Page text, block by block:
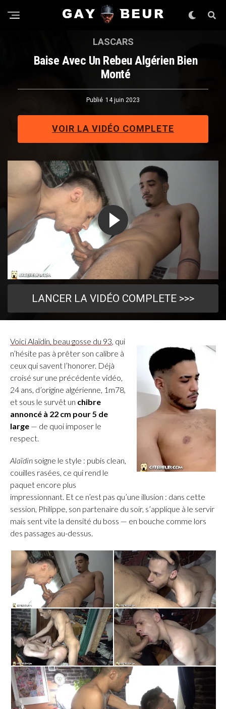
LANCER LA VIDÉO COMPLETE >>>
LASCARS
Baise Avec Un Rebeu Algérien Bien
Monté
Publié 14 juin 2023
VOIR LA VIDÉO COMPLETE
Voici Alaïdin, beau gosse du 93, qui
n’hésite pas à prêter son calibre à
ceux qui savent l’honorer. Déjà
croisé sur une précédente vidéo,
24 ans, d’origine algérienne, 1m78,
et sous le survêt un chibre
annoncé à 22 cm pour 5 de
large — de quoi imposer le
respect.
Alaïdin soigne le style : pubis clean,
couilles rasées, ce qui rend le
paquet encore plus
impressionnant. Et ce n’est pas qu’une illusion : dans cette
session, Philippe, son partenaire du soir, s’applique à le servir
mais sent vite la densité du boss — en bouche comme lors
des passages au-dessus.